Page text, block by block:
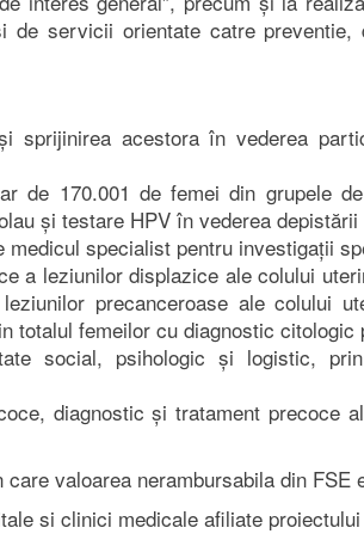
de servicii orientate catre
sprijinirea acestora în vederea
de 170.001 de femei din grupele
și testare HPV în vederea
specialist pentru investigații
a leziunilor displazice ale colului
precanceroase ale colului
totalul femeilor cu diagnostic citologic
social, psihologic și logistic,
diagnostic și tratament precoce
valoarea nerambursabila din FSE
si clinici medicale afiliate